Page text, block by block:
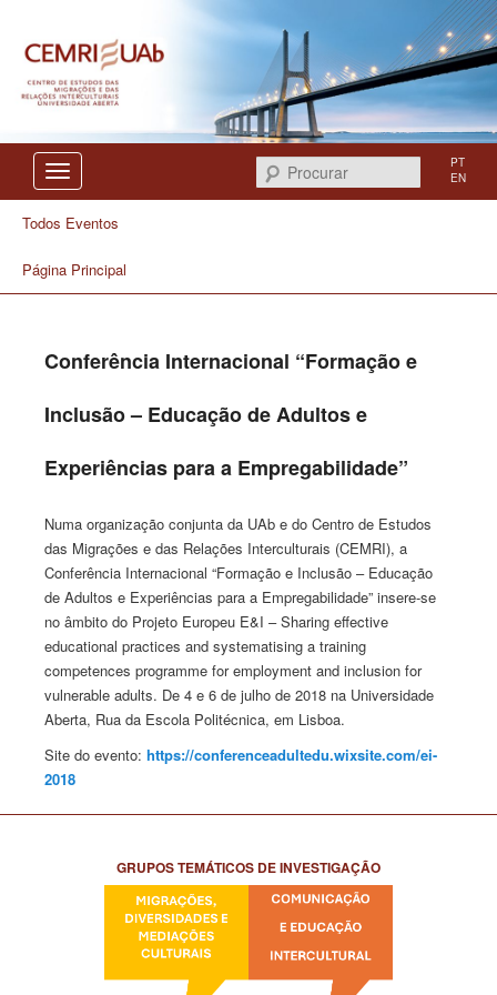
CEMRI
Procurar
PT
EN
Todos Eventos
Página Principal
Conferência Internacional “Formação e
Inclusão – Educação de Adultos e
Experiências para a Empregabilidade”
Numa organização conjunta da UAb e do Centro de Estudos
das Migrações e das Relações Interculturais (CEMRI), a
Conferência Internacional “Formação e Inclusão – Educação
de Adultos e Experiências para a Empregabilidade” insere-se
no âmbito do Projeto Europeu E&I – Sharing effective
educational practices and systematising a training
competences programme for employment and inclusion for
vulnerable adults. De 4 e 6 de julho de 2018 na Universidade
Aberta, Rua da Escola Politécnica, em Lisboa.
Site do evento:https://conferenceadultedu.wixsite.com/ei-
2018
GRUPOS TEMÁTICOS DE INVESTIGAÇÃO